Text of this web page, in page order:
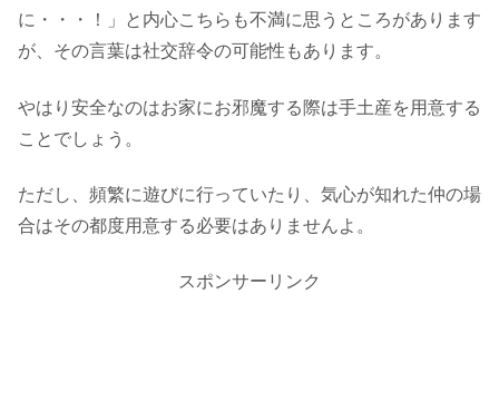
に・・・！」と内心こちらも不満に思うところがあります
が、その言葉は社交辞令の可能性もあります。
やはり安全なのはお家にお邪魔する際は手土産を用意する
ことでしょう。
ただし、頻繁に遊びに行っていたり、気心が知れた仲の場
合はその都度用意する必要はありませんよ。
スポンサーリンク